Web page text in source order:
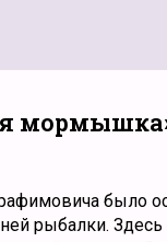
было
рыбалки. Здесь